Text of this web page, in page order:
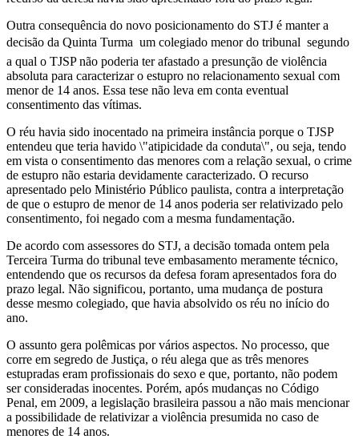
Outra consequência do novo posicionamento do STJ é manter a
decisão da Quinta Turma  um colegiado menor do tribunal  segundo
a qual o TJSP não poderia ter afastado a presunção de violência
absoluta para caracterizar o estupro no relacionamento sexual com
menor de 14 anos. Essa tese não leva em conta eventual
consentimento das vítimas.
O réu havia sido inocentado na primeira instância porque o TJSP
entendeu que teria havido \"atipicidade da conduta\", ou seja, tendo
em vista o consentimento das menores com a relação sexual, o crime
de estupro não estaria devidamente caracterizado. O recurso
apresentado pelo Ministério Público paulista, contra a interpretação
de que o estupro de menor de 14 anos poderia ser relativizado pelo
consentimento, foi negado com a mesma fundamentação.
De acordo com assessores do STJ, a decisão tomada ontem pela
Terceira Turma do tribunal teve embasamento meramente técnico,
entendendo que os recursos da defesa foram apresentados fora do
prazo legal. Não significou, portanto, uma mudança de postura
desse mesmo colegiado, que havia absolvido os réu no início do
ano.
O assunto gera polêmicas por vários aspectos. No processo, que
corre em segredo de Justiça, o réu alega que as três menores
estupradas eram profissionais do sexo e que, portanto, não podem
ser consideradas inocentes. Porém, após mudanças no Código
Penal, em 2009, a legislação brasileira passou a não mais mencionar
a possibilidade de relativizar a violência presumida no caso de
menores de 14 anos.